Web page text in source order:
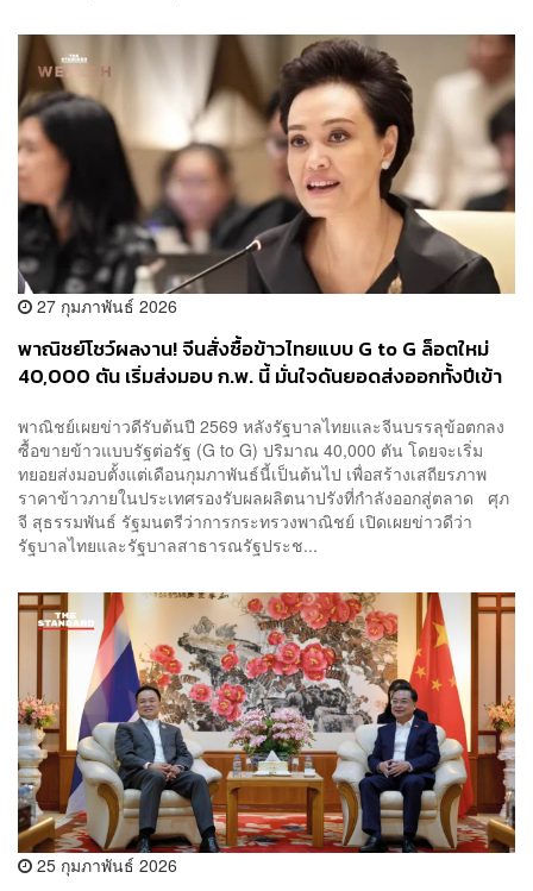
27 กุมภาพันธ์ 2026
พาณิชย์โชว์ผลงาน! จีนสั่งซื้อข้าวไทยแบบ G to G ล็อตใหม่
40,000 ตัน เริ่มส่งมอบ ก.พ. นี้ มั่นใจดันยอดส่งออกทั้งปีเข้า
พาณิชย์เผยข่าวดีรับต้นปี 2569 หลังรัฐบาลไทยและจีนบรรลุข้อตกลง
ซื้อขายข้าวแบบรัฐต่อรัฐ (G to G) ปริมาณ 40,000 ตัน โดยจะเริ่ม
ทยอยส่งมอบตั้งแต่เดือนกุมภาพันธ์นี้เป็นต้นไป เพื่อสร้างเสถียรภาพ
ราคาข้าวภายในประเทศรองรับผลผลิตนาปรังที่กำลังออกสู่ตลาด ศุภ
จี สุธรรมพันธ์ รัฐมนตรีว่าการกระทรวงพาณิชย์ เปิดเผยข่าวดีว่า
รัฐบาลไทยและรัฐบาลสาธารณรัฐประช...
25 กุมภาพันธ์ 2026